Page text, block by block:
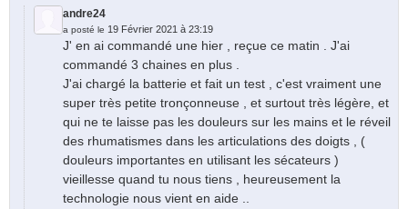
andre24
a posté le 19 Février 2021 à 23:19
J' en ai commandé une hier , reçue ce matin . J'ai
commandé 3 chaines en plus .
J'ai chargé la batterie et fait un test , c'est vraiment une
super très petite tronçonneuse , et surtout très légère, et
qui ne te laisse pas les douleurs sur les mains et le réveil
des rhumatismes dans les articulations des doigts , (
douleurs importantes en utilisant les sécateurs )
vieillesse quand tu nous tiens , heureusement la
technologie nous vient en aide ..